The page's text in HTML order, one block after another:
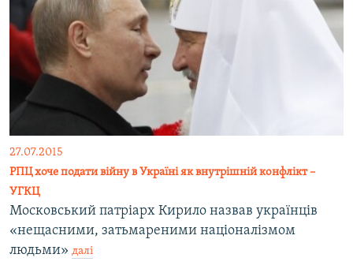
27.07.2015
РПЦ хоче подати війну в Україні як внутрішній конфлікт –
УГКЦ
Московський патріарх Кирило назвав українців
«нещасними, затьмареними націоналізмом
людьми» далі